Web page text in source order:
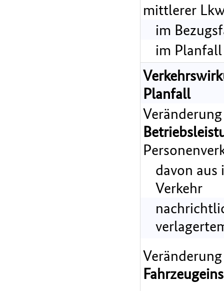
mittlerer
im
im Planfall
Planfall
davon
Verkehr